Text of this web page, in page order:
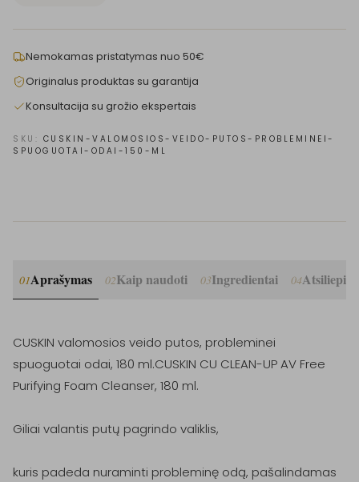
Nemokamas pristatymas nuo 50€
Originalus produktas su garantija
Konsultacija su grožio ekspertais
SKU: CUSKIN-VALOMOSIOS-VEIDO-PUTOS-PROBLEMINEI-
SPUOGUOTAI-ODAI-150-ML
01Aprašymas 02Kaip naudoti 03Ingredientai 04
CUSKIN valomosios veido putos, probleminei
spuoguotai odai, 180 ml.CUSKIN CU CLEAN-UP AV Free
Purifying Foam Cleanser, 180 ml.
Giliai valantis putų pagrindo valiklis,
kuris padeda nuraminti probleminę odą, pašalindamas